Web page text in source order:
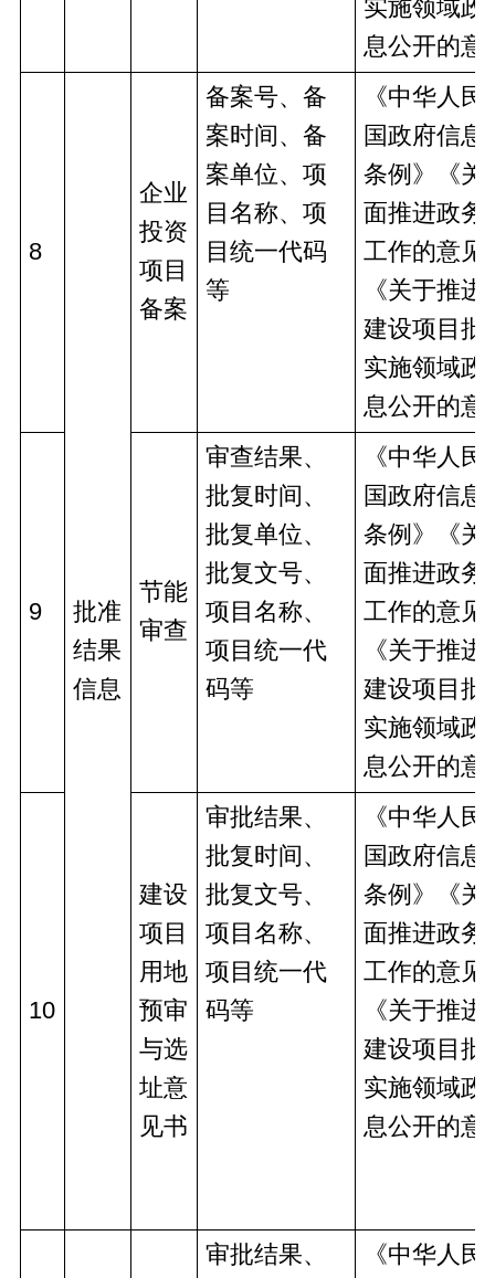
实施领域政
息公开的意
8
批准
结果
信息
企业
投资
项目
备案
备案号、备
案时间、备
案单位、项
目名称、项
目统一代码
等
《中华人民
国政府信息
条例》《关
面推进政务
工作的意见
《关于推进
建设项目批
实施领域政
息公开的意
9
节能
审查
审查结果、
批复时间、
批复单位、
批复文号、
项目名称、
项目统一代
码等
《中华人民
国政府信息
条例》《关
面推进政务
工作的意见
《关于推进
建设项目批
实施领域政
息公开的意
10
建设
项目
用地
预审
与选
址意
见书
审批结果、
批复时间、
批复文号、
项目名称、
项目统一代
码等
《中华人民
国政府信息
条例》《关
面推进政务
工作的意见
《关于推进
建设项目批
实施领域政
息公开的意
审批结果、
《中华人民